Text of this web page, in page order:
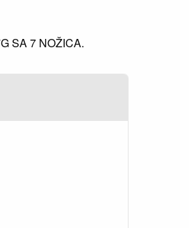
SA 7 NOŽICA.